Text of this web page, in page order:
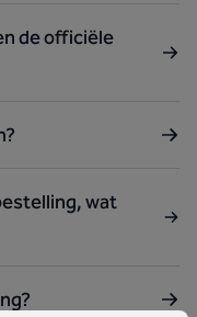
de officiële
wat